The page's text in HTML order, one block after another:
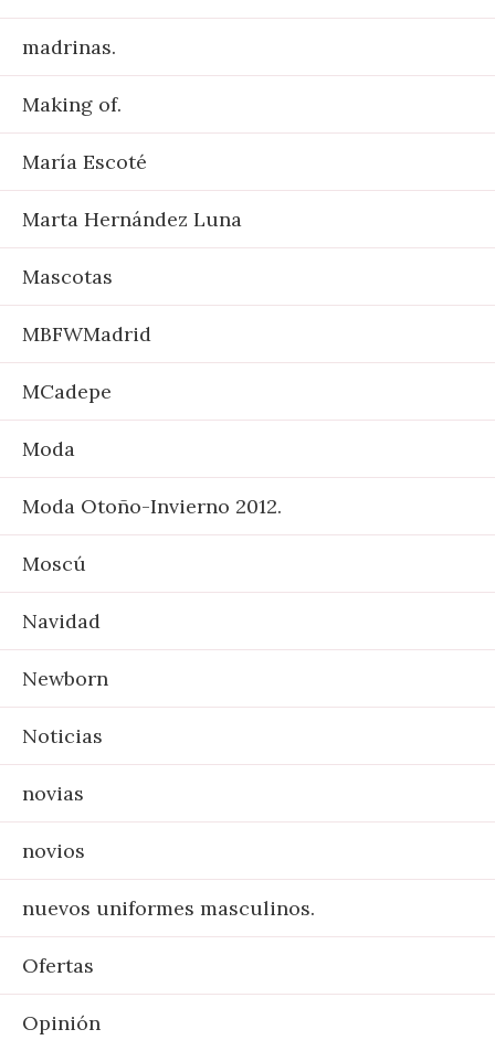
madrinas.
Making of.
María Escoté
Marta Hernández Luna
Mascotas
MBFWMadrid
MCadepe
Moda
Moda Otoño-Invierno 2012.
Moscú
Navidad
Newborn
Noticias
novias
novios
nuevos uniformes masculinos.
Ofertas
Opinión